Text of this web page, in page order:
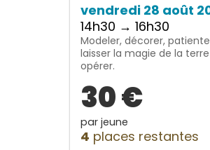
vendredi 28 août
14h30 → 16h30
Modeler, décorer,
laisser la magie de la terre
opérer.
30 €
par jeune
4 places restantes